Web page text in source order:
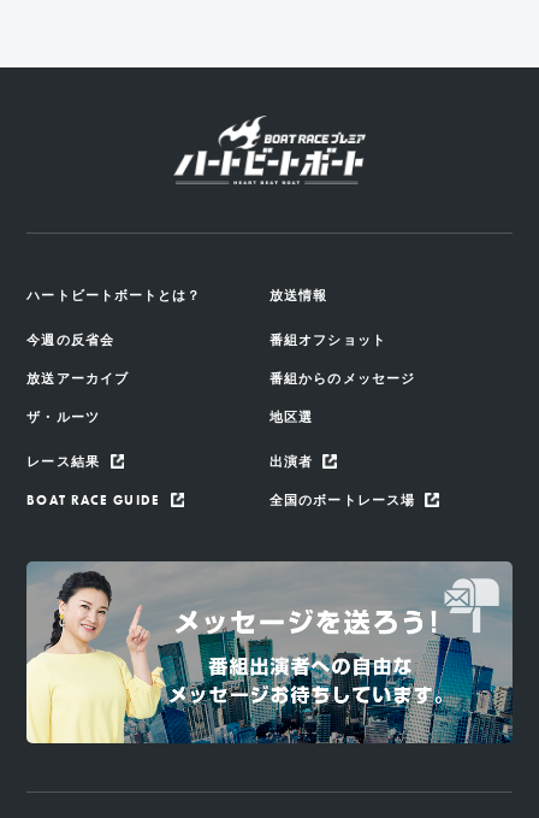
ハートビートボートとは？ 放送情報
今週の反省会 番組オフショット
放送アーカイブ 番組からのメッセージ
ザ・ルーツ 地区選
レース結果 出演者
BOAT RACE GUIDE 全国のボートレース場